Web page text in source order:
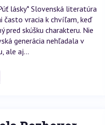
lásky* Slovenská literatúra
často vracia k chvíľam, keď
pred skúšku charakteru. Nie
generácia nehľadala v
ale aj...